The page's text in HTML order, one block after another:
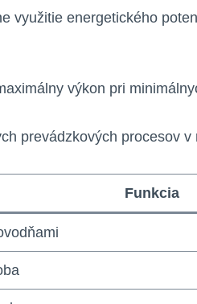
využitie energetického
výkon pri
prevádzkových procesov v
Funkcia